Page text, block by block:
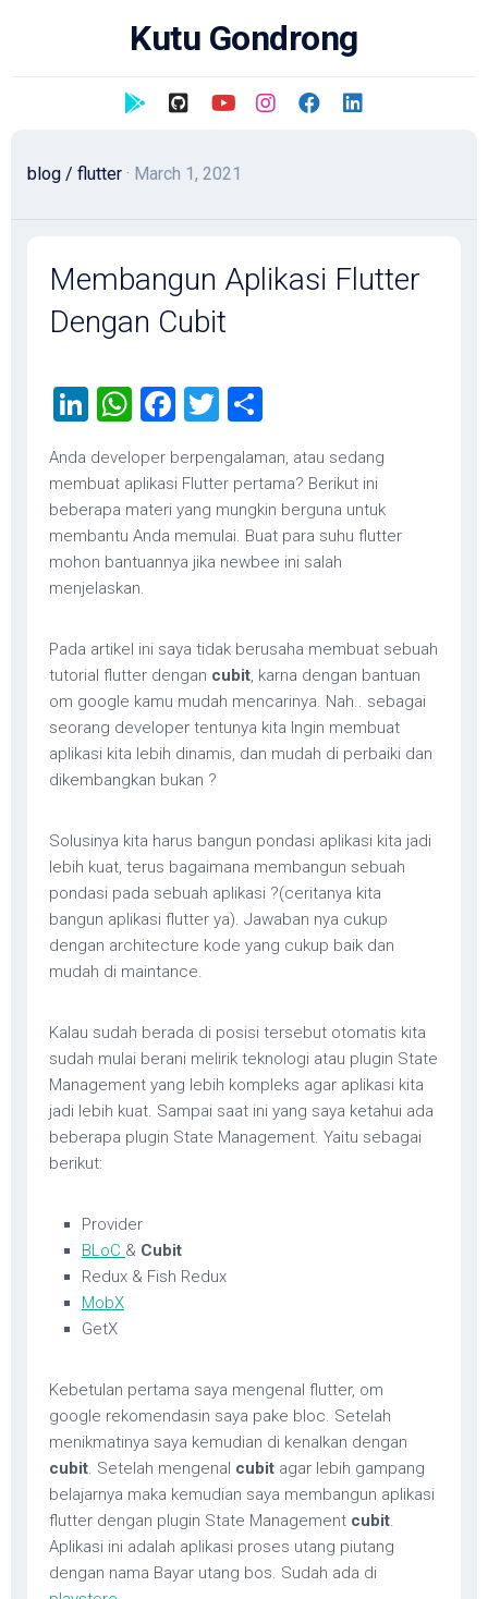
Kutu Gondrong
blog / flutter · March 1, 2021
Membangun Aplikasi Flutter
Dengan Cubit
LinkedIn
WhatsApp
Facebook
Twitter
Anda developer berpengalaman, atau sedang
membuat aplikasi Flutter pertama? Berikut ini
beberapa materi yang mungkin berguna untuk
membantu Anda memulai. Buat para suhu flutter
mohon bantuannya jika newbee ini salah
menjelaskan.
Pada artikel ini saya tidak berusaha membuat sebuah
tutorial flutter dengan cubit, karna dengan bantuan
om google kamu mudah mencarinya. Nah.. sebagai
seorang developer tentunya kita Ingin membuat
aplikasi kita lebih dinamis, dan mudah di perbaiki dan
dikembangkan bukan ?
Solusinya kita harus bangun pondasi aplikasi kita jadi
lebih kuat, terus bagaimana membangun sebuah
pondasi pada sebuah aplikasi ?(ceritanya kita
bangun aplikasi flutter ya). Jawaban nya cukup
dengan architecture kode yang cukup baik dan
mudah di maintance.
Kalau sudah berada di posisi tersebut otomatis kita
sudah mulai berani melirik teknologi atau plugin State
Management yang lebih kompleks agar aplikasi kita
jadi lebih kuat. Sampai saat ini yang saya ketahui ada
beberapa plugin State Management. Yaitu sebagai
berikut:
Provider
BLoC & Cubit
Redux & Fish Redux
MobX
GetX
Kebetulan pertama saya mengenal flutter, om
google rekomendasin saya pake bloc. Setelah
menikmatinya saya kemudian di kenalkan dengan
cubit. Setelah mengenal cubit agar lebih gampang
belajarnya maka kemudian saya membangun aplikasi
flutter dengan plugin State Management cubit.
Aplikasi ini adalah aplikasi proses utang piutang
dengan nama Bayar utang bos. Sudah ada di